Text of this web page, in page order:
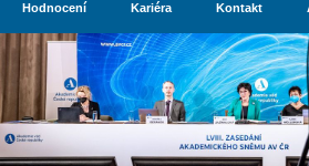
Hodnocení Kariéra Kontakt